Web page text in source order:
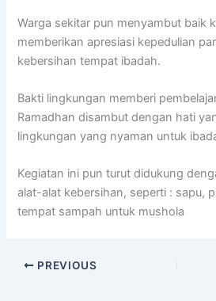
Warga sekitar pun menyambut baik
memberikan apresiasi kepedulian
kebersihan tempat ibadah.
Bakti lingkungan memberi
Ramadhan disambut dengan hati
lingkungan yang nyaman untuk
Kegiatan ini pun turut didukung
alat-alat kebersihan, seperti : sapu,
tempat sampah untuk mushola
PREVIOUS